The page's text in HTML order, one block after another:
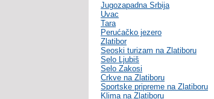
Jugozapadna Srbija
Uvac
Tara
Perućačko jezero
Zlatibor
Seoski turizam na Zlatiboru
Selo Ljubiš
Selo Zakosi
Crkve na Zlatiboru
Sportske pripreme na Zlatiboru
Klima na Zlatiboru